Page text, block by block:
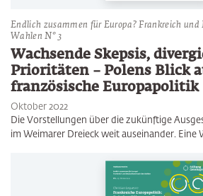
Endlich zusammen für Europa? Frankreich und
Wahlen N° 3
Wachsende Skepsis,
Prioritäten – Polens Blick
französische Europapolitik
Oktober 2022
Die Vorstellungen über die zukünftige
im Weimarer Dreieck weit auseinander.